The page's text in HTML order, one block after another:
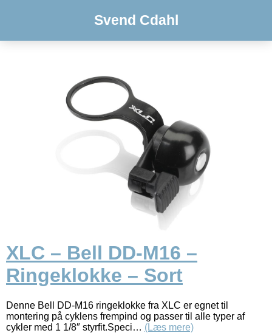
Svend Cdahl
XLC – Bell DD-M16 –
Ringeklokke – Sort
Denne Bell DD-M16 ringeklokke fra XLC er egnet til
montering på cyklens frempind og passer til alle typer af
cykler med 1 1/8″ styrfit.Speci… (Læs mere)